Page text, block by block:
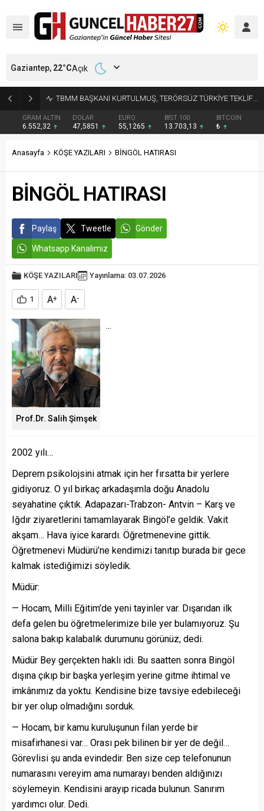
TBMM BAŞKANI KURTULMUŞ, TERÖRSÜZ TÜRKİYE TEKLİFİNİ DEĞERLENDİRDİ
GRAM ALTIN
6.552,32
DOLAR
47,5851
EURO
55,1265
BIST 100
13.703,13
BITCOIN
₺
Gaziantep, 22°CAçık
Anasayfa KÖŞE YAZILARI BİNGÖL HATIRASI
BİNGÖL HATIRASI
Paylaş Tweetle Gönder
Whatsapp Kanalımız
KÖŞE YAZILARI Yayınlama: 03.07.2026
1 A+ A-
Prof.Dr. Salih Şimşek
...
2002 yılı…
Deprem psikolojsini atmak için her fırsatta bir yerlere
gidiyoruz. O yıl birkaç arkadaşımla doğu Anadolu
seyahatine çıktık. Adapazarı-Trabzon- Antvin – Karş ve
Iğdır ziyaretlerini tamamlayarak Bingöl’e geldik. Vakit
akşam… Hava iyice karardı. Öğretmenevine gittik.
Öğretmenevi Müdürü’ne kendimizi tanıtıp burada bir gece
kalmak istediğimizi söyledik.
Müdür:
— Hocam, Milli Eğitim’de yeni tayinler var. Dışarıdan ilk
defa gelen bu öğretmelerimize bile yer bulamıyoruz. Şu
salona bakıp kalabalık durumunu görünüz, dedi.
Müdür Bey gerçekten haklı idi. Bu saatten sonra Bingöl
dışına çıkıp bir başka yerleşim yerine gitme ihtimal ve
imkânımız da yoktu. Kendisine bize tavsiye edebileceği
bir yer olup olmadığını sorduk.
— Hocam, bir kamu kuruluşunun filan yerde bir
misafirhanesi var… Orası pek bilinen bir yer de değil…
Görevlisi şu anda evindedir. Ben size cep telefonunun
numarasını vereyim ama numarayı benden aldığınızı
söylemeyin. Kendisini arayıp ricada bulunun. Sanırım
yardımcı olur. Dedi.